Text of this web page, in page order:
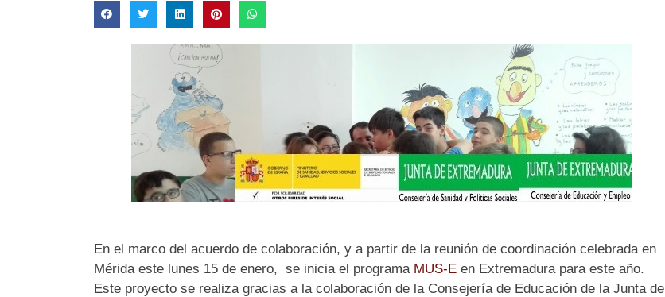
En el marco del acuerdo de colaboración, y a partir de la reunión de coordinación celebrada en
Mérida este lunes 15 de enero, se inicia el programa MUS-Een Extremadura para este año.
Este proyecto se realiza gracias a la colaboración de la Consejería de Educación de la Junta de